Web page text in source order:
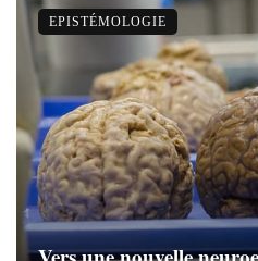
EPISTÉMOLOGIE